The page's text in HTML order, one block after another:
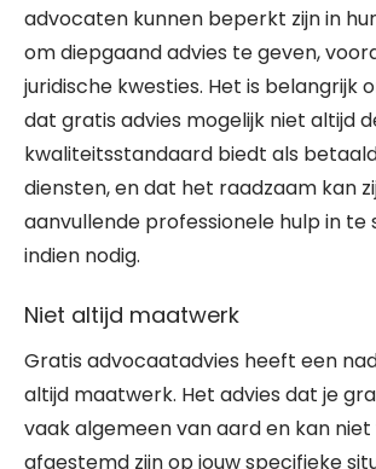
advocaten kunnen beperkt zijn in
om diepgaand advies te geven,
juridische kwesties. Het is belangrijk
dat gratis advies mogelijk niet altijd
kwaliteitsstandaard biedt als
diensten, en dat het raadzaam kan
aanvullende professionele hulp in te
indien nodig.
Niet altijd maatwerk
Gratis advocaatadvies heeft een
altijd maatwerk. Het advies dat je
vaak algemeen van aard en kan
afgestemd zijn op jouw specifieke